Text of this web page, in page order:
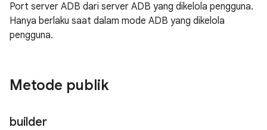
Port server ADB dari server ADB yang dikelola pengguna.
Hanya berlaku saat dalam mode ADB yang dikelola
pengguna.
Metode publik
builder